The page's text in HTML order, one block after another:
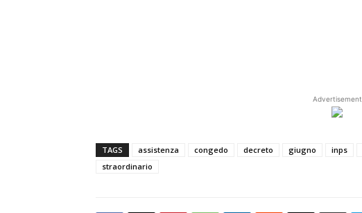
Advertisement
TAGS assistenza congedo decreto giugno inps
straordinario